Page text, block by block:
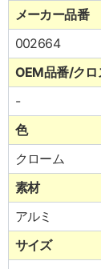
メーカー品番
002664
OEM品番/ク
-
色
クローム
素材
アルミ
サイズ